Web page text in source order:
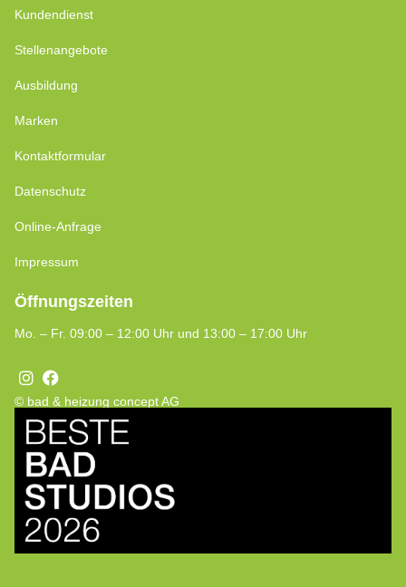
© bad & heizung concept AG
Kundendienst
Stellenangebote
Ausbildung
Marken
Kontaktformular
Datenschutz
Online-Anfrage
Impressum
Öffnungszeiten
Mo. – Fr. 09:00 – 12:00 Uhr und 13:00 – 17:00 Uhr